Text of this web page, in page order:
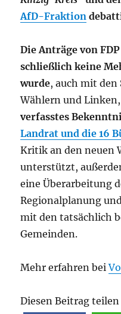
AfD-Fraktion
Die Anträge von
schließlich keine
wurde, auch mit
Wählern und
verfasstes
Landrat und die 16
Kritik an den neuen
unterstützt,
eine Überarbeitung
Regionalplanung
mit den tatsächlich
Gemeinden.
Mehr erfahren bei
Diesen Beitrag teilen